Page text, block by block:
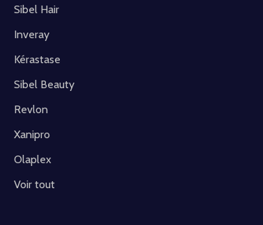
Sibel Hair
Inveray
Kérastase
Sibel Beauty
Revlon
Xanipro
Olaplex
Voir tout